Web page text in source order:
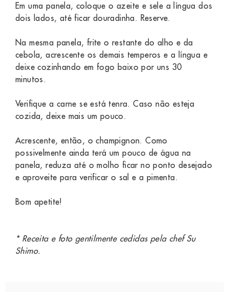
Em uma panela, coloque o azeite e sele a língua dos
dois lados, até ficar douradinha. Reserve.
Na mesma panela, frite o restante do alho e da
cebola, acrescente os demais temperos e a língua e
deixe cozinhando em fogo baixo por uns 30
minutos.
Verifique a carne se está tenra. Caso não esteja
cozida, deixe mais um pouco.
Acrescente, então, o champignon. Como
possivelmente ainda terá um pouco de água na
panela, reduza até o molho ficar no ponto desejado
e aproveite para verificar o sal e a pimenta.
Bom apetite!
* Receita e foto gentilmente cedidas pela chef Su
Shimo.